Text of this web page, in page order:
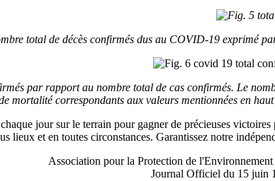
total de décès confirmés dus au COVID-19 exprimé
par rapport au nombre total de cas confirmés. Le
mortalité correspondants aux valeurs mentionnées en
jour sur le terrain pour gagner de précieuses
lieux et en toutes circonstances. Garantissez notre
Association pour la Protection de
Journal Officiel du 15 juin